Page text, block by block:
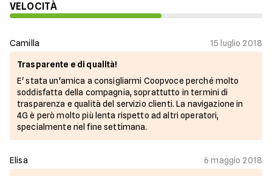
VELOCITÀ
Camilla 15 luglio 2018
Trasparente e di qualità!
E' stata un'amica a consigliarmi Coopvoce perché molto
soddisfatta della compagnia, soprattutto in termini di
trasparenza e qualità del servizio clienti. La navigazione in
4G è però molto più lenta rispetto ad altri operatori,
specialmente nel fine settimana.
Elisa 6 maggio 2018